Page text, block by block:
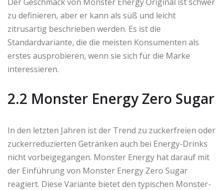
zu definieren, aber er kann als süß und leicht
zitrusartig beschrieben werden. Es ist die
Standardvariante, die die meisten Konsumenten als
erstes ausprobieren, wenn sie sich für die Marke
interessieren.
2.2 Monster Energy Zero Sugar
In den letzten Jahren ist der Trend zu zuckerfreien oder
zuckerreduzierten Getränken auch bei Energy-Drinks
nicht vorbeigegangen. Monster Energy hat darauf mit
der Einführung von Monster Energy Zero Sugar
reagiert. Diese Variante bietet den typischen Monster-